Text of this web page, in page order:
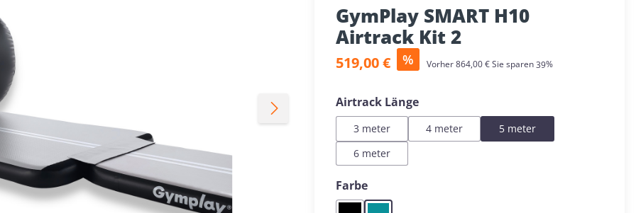
GymPlay SMART H10
Airtrack Kit 2
Verkaufspreis:
519,00 € % VorherRegulärer Preis:
864,00 €Sie sparen39%
Airtrack Längeauswählen
3 meter 4 meter
5 meter
6 meter
Farbeauswählen